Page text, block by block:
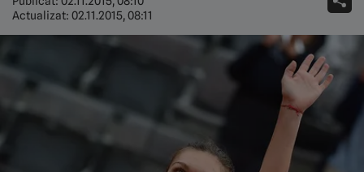
Actualizat: 02.11.2015, 08:11